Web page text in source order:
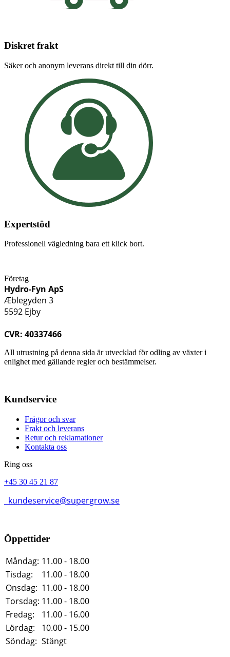
Diskret frakt
Säker och anonym leverans direkt till din dörr.
Expertstöd
Professionell vägledning bara ett klick bort.
Företag
Hydro-Fyn ApS
Æblegyden 3
5592 Ejby
CVR: 40337466
All utrustning på denna sida är utvecklad för odling av växter i
enlighet med gällande regler och bestämmelser.
Kundservice
Frågor och svar
Frakt och leverans
Retur och reklamationer
Kontakta oss
Ring oss
+45 30 45 21 87
kundeservice@supergrow.se
Öppettider
Måndag: 11.00 - 18.00
Tisdag:
11.00 - 18.00
Onsdag: 11.00 - 18.00
Torsdag: 11.00 - 18.00
Fredag:
11.00 - 16.00
Lördag:
10.00 - 15.00
Söndag: Stängt